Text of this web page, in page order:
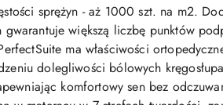
sprężyn - aż 1000 szt. na m2.
większą liczbę punktów
ma właściwości
dolegliwości bólowych
komfortowy sen bez